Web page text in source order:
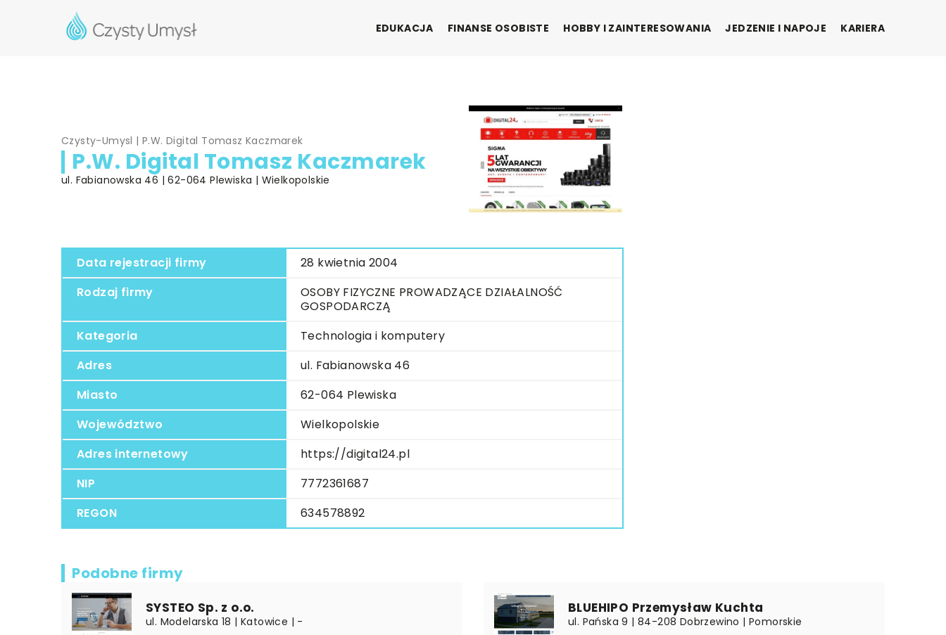
EDUKACJA FINANSE OSOBISTE HOBBY I ZAINTERESOWANIA JEDZENIE I NAPOJE KARIERA
Czysty-Umysl |P.W. Digital Tomasz Kaczmarek
P.W. Digital Tomasz Kaczmarek
ul. Fabianowska 46 | 62-064 Plewiska | Wielkopolskie
Data rejestracji firmy
28 kwietnia 2004
Rodzaj firmy
OSOBY FIZYCZNE PROWADZĄCE DZIAŁALNOŚĆ
GOSPODARCZĄ
Kategoria
Technologia i komputery
Adres
ul. Fabianowska 46
Miasto
62-064 Plewiska
Województwo
Wielkopolskie
Adres internetowy
https://digital24.pl
NIP
7772361687
REGON
634578892
Podobne firmy
SYSTEO Sp. z o.o.
ul. Modelarska 18 | Katowice | -
BLUEHIPO Przemysław Kuchta
ul. Pańska 9 | 84-208 Dobrzewino | Pomorskie